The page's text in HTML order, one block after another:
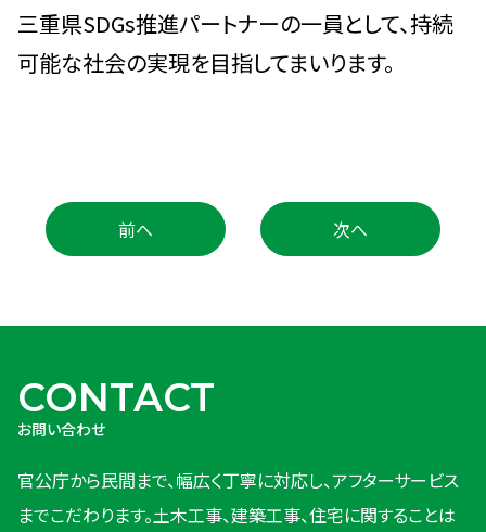
三重県SDGs推進パートナーの一員として、持続
可能な社会の実現を目指してまいります。
前へ 次へ
CONTACT
お問い合わせ
官公庁から民間まで、幅広く丁寧に対応し、アフターサービス
までこだわります。土木工事、建築工事、住宅に関することは